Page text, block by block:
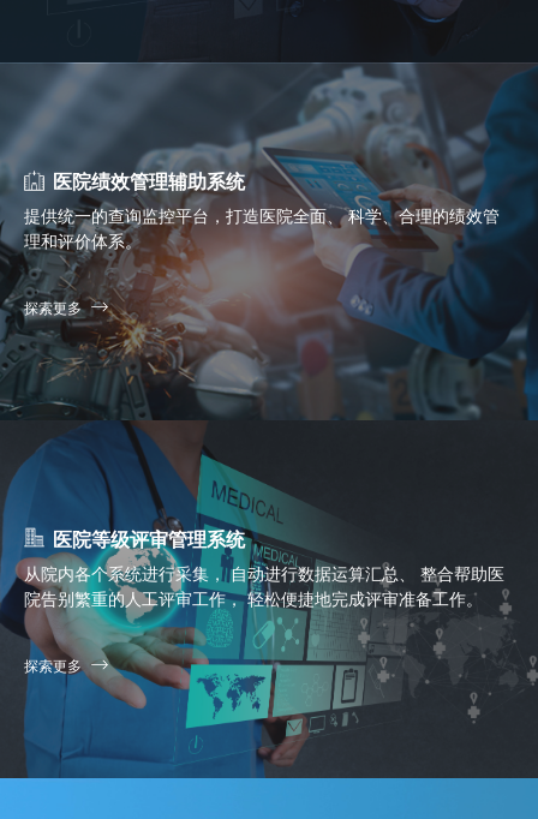
医院绩效管理辅助系统
提供统一的查询监控平台，打造医院全面、 科学、合理的绩效管
理和评价体系。
探索更多
医院等级评审管理系统
从院内各个系统进行采集， 自动进行数据运算汇总、 整合帮助医
院告别繁重的人工评审工作， 轻松便捷地完成评审准备工作。
探索更多